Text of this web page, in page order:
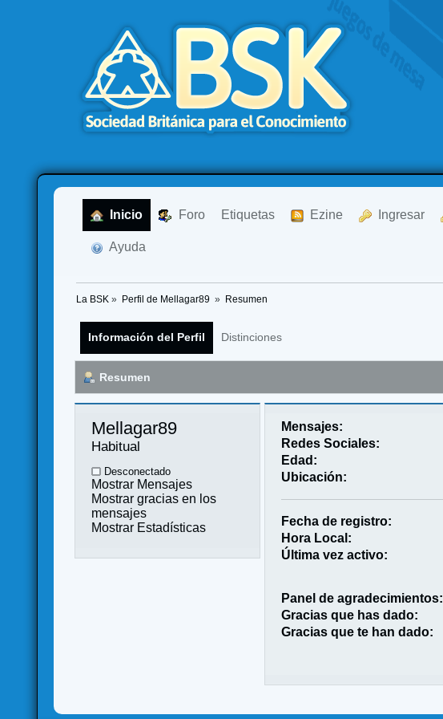
Inicio Foro Etiquetas Ezine Ingresar
Ayuda
La BSK » Perfil de Mellagar89 » Resumen
Información del Perfil Distinciones
Resumen
Mellagar89
Habitual
Desconectado
Mostrar Mensajes
Mostrar gracias en los
mensajes
Mostrar Estadísticas
Mensajes:
Redes Sociales:
Edad:
Ubicación:
Fecha de registro:
Hora Local:
Última vez activo:
Panel de agradecimientos:
Gracias que has dado:
Gracias que te han dado: